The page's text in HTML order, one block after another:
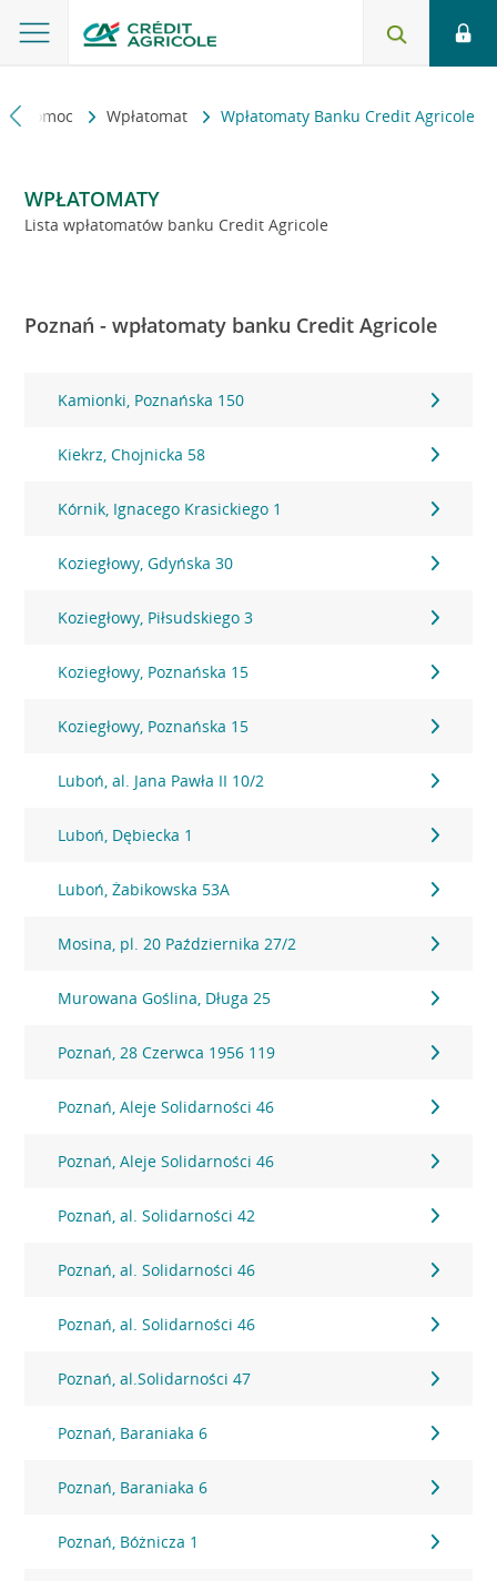
i pomoc Wpłatomat Wpłatomaty Banku Credit Agricole
WPŁATOMATY
Lista wpłatomatów banku Credit Agricole
Poznań - wpłatomaty banku Credit Agricole
Kamionki, Poznańska 150
Kiekrz, Chojnicka 58
Kórnik, Ignacego Krasickiego 1
Koziegłowy, Gdyńska 30
Koziegłowy, Piłsudskiego 3
Koziegłowy, Poznańska 15
Koziegłowy, Poznańska 15
Luboń, al. Jana Pawła II 10/2
Luboń, Dębiecka 1
Luboń, Żabikowska 53A
Mosina, pl. 20 Października 27/2
Murowana Goślina, Długa 25
Poznań, 28 Czerwca 1956 119
Poznań, Aleje Solidarności 46
Poznań, Aleje Solidarności 46
Poznań, al. Solidarności 42
Poznań, al. Solidarności 46
Poznań, al. Solidarności 46
Poznań, al.Solidarności 47
Poznań, Baraniaka 6
Poznań, Baraniaka 6
Poznań, Bóżnicza 1